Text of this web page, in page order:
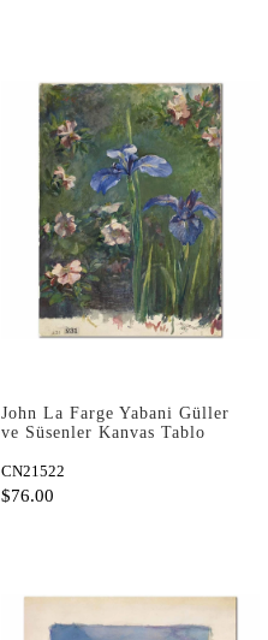
John La Farge Yabani Güller
ve Süsenler Kanvas Tablo
CN21522
$76.00